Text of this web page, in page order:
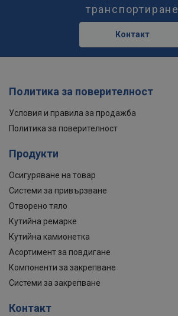
Коефицент на безопасност:
транспортиране
Контакт
Политика за поверителност
Условия и правила за продажба
Политика за поверителност
Продукти
Осигуряване на товар
Системи за привързване
Отворено тяло
Кутийна ремарке
Кутийна камионетка
Асортимент за повдигане
Компоненти за закрепване
Системи за закрепване
Контакт